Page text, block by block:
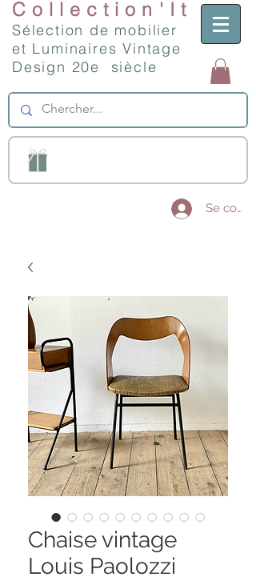
Collection'It
Sélection de mobilier
et Luminaires Vintage
Design 20e siècle
Se
Chaise vintage
Louis Paolozzi